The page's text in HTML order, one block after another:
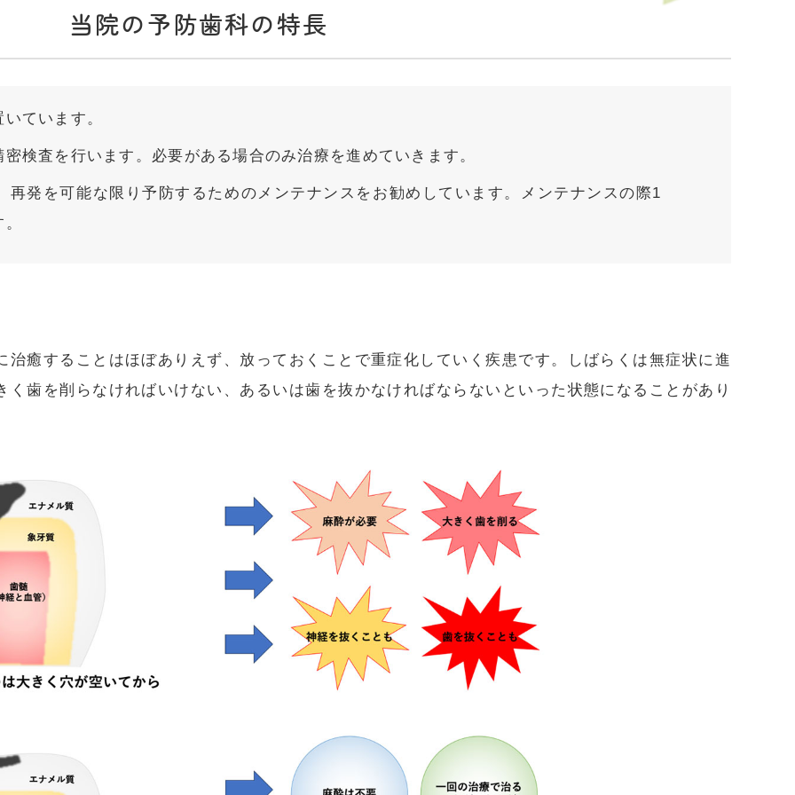
当院の予防歯科の特長
ています。
検査を行います。必要がある場合のみ治療を進めていきます。
発を可能な限り予防するためのメンテナンスをお勧めしています。メンテナンスの際1
癒することはほぼありえず、放っておくことで重症化していく疾患です。しばらくは無症状に進
歯を削らなければいけない、あるいは歯を抜かなければならないといった状態になることがあり